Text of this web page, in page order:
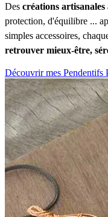
Des créations artisanales
protection, d'équilibre ...
simples accessoires,
retrouver mieux-être,
Découvrir mes Pendentifs